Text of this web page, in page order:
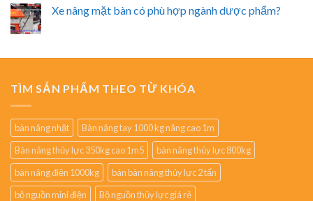
Xe nâng mặt bàn có phù hợp ngành dược phẩm?
TÌM SẢN PHẨM THEO TỪ KHÓA
bàn nâng nhật
Bàn nâng tay 1000 kg nâng cao 1m
Bàn nâng thủy lực 350kg cao 1m5
bàn nâng thủy lực 800kg
bàn nâng điện 1000kg
bán bàn nâng thủy lực 2 tấn
bộ nguồn mini điện
Bộ nguồn thủy lực giá rẻ